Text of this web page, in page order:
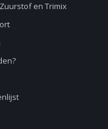
en Trimix